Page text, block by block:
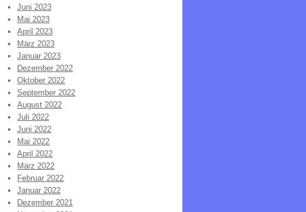
Juni 2023
Mai 2023
April 2023
März 2023
Januar 2023
Dezember 2022
Oktober 2022
September 2022
August 2022
Juli 2022
Juni 2022
Mai 2022
April 2022
März 2022
Februar 2022
Januar 2022
Dezember 2021